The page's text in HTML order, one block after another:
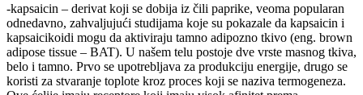
-kapsaicin – derivat koji se dobija iz čili paprike, veoma popularan
odnedavno, zahvaljujući studijama koje su pokazale da kapsaicin i
kapsaicikoidi mogu da aktiviraju tamno adipozno tkivo (eng. brown
adipose tissue – BAT). U našem telu postoje dve vrste masnog tkiva,
belo i tamno. Prvo se upotrebljava za produkciju energije, drugo se
koristi za stvaranje toplote kroz proces koji se naziva termogeneza.